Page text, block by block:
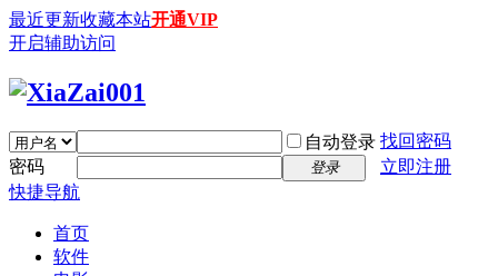
最近更新收藏本站开通VIP
开启辅助访问
自动登录 找回密码
密码
登录
立即注册
快捷导航
首页
软件